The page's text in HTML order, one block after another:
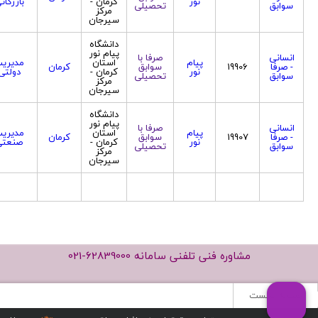
سوابق تحصیلی مرکز
سیرجان
انسانی
- صرفا
سوابق
19906 پیام
نور
صرفا با
سوابق
تحصیلی
دانشگاه
پیام نور
استان
کرمان -
مرکز
سیرجان
کرمان
انسانی
- صرفا
سوابق
19907 پیام
نور
صرفا با
سوابق
تحصیلی
دانشگاه
پیام نور
استان
کرمان -
مرکز
سیرجان
کرمان
مشاوره فنی تلفنی سامانه 021-62839000
صفحه نخست